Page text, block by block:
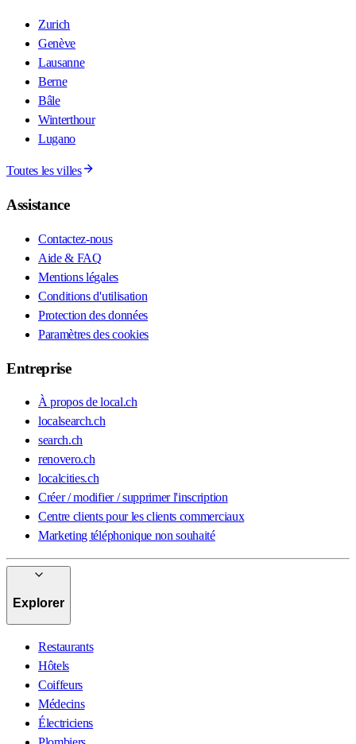
Zurich
Genève
Lausanne
Berne
Bâle
Winterthour
Lugano
Toutes les villes
Assistance
Contactez-nous
Aide & FAQ
Mentions légales
Conditions d'utilisation
Protection des données
Paramètres des cookies
Entreprise
À propos de local.ch
localsearch.ch
search.ch
renovero.ch
localcities.ch
Créer / modifier / supprimer l'inscription
Centre clients pour les clients commerciaux
Marketing téléphonique non souhaité
Explorer
Restaurants
Hôtels
Coiffeurs
Médecins
Électriciens